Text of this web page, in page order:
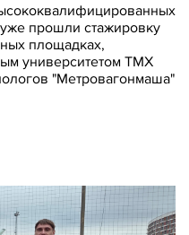
прошли стажировку
площадках,
университетом ТМХ
"Метровагонмаша"